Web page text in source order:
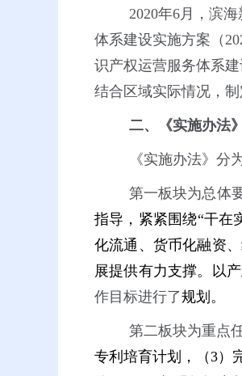
2020年6月，滨
体系建设实施方案（
识产权运营服务体系
结合区域实际情况，
二、《实施办法
《实施办法》分
第一板块为总体
指导，紧紧围绕“干在
化流通、货币化融资
展提供有力支撑。以
作目标进行了规划。
第二板块为重点
专利培育计划，（3）